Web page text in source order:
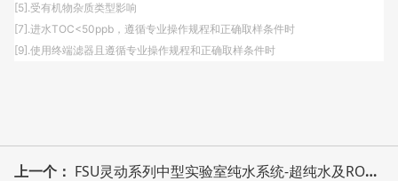
[5].受有机物杂质类型影响
[7].进水TOC<50ppb，遵循专业操作规程和正确取样条件时
[9].使用终端滤器且遵循专业操作规程和正确取样条件时
上一个： FSU灵动系列中型实验室纯水系统-超纯水及RO1ST纯水